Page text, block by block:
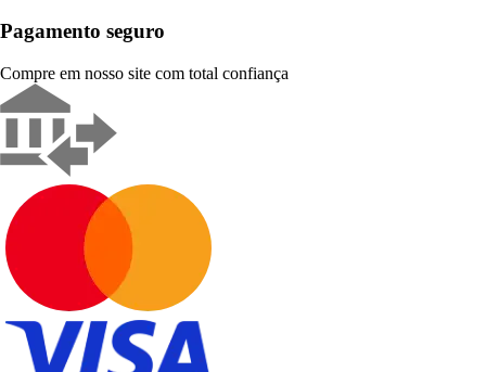
Pagamento seguro
Compre em nosso site com total confiança